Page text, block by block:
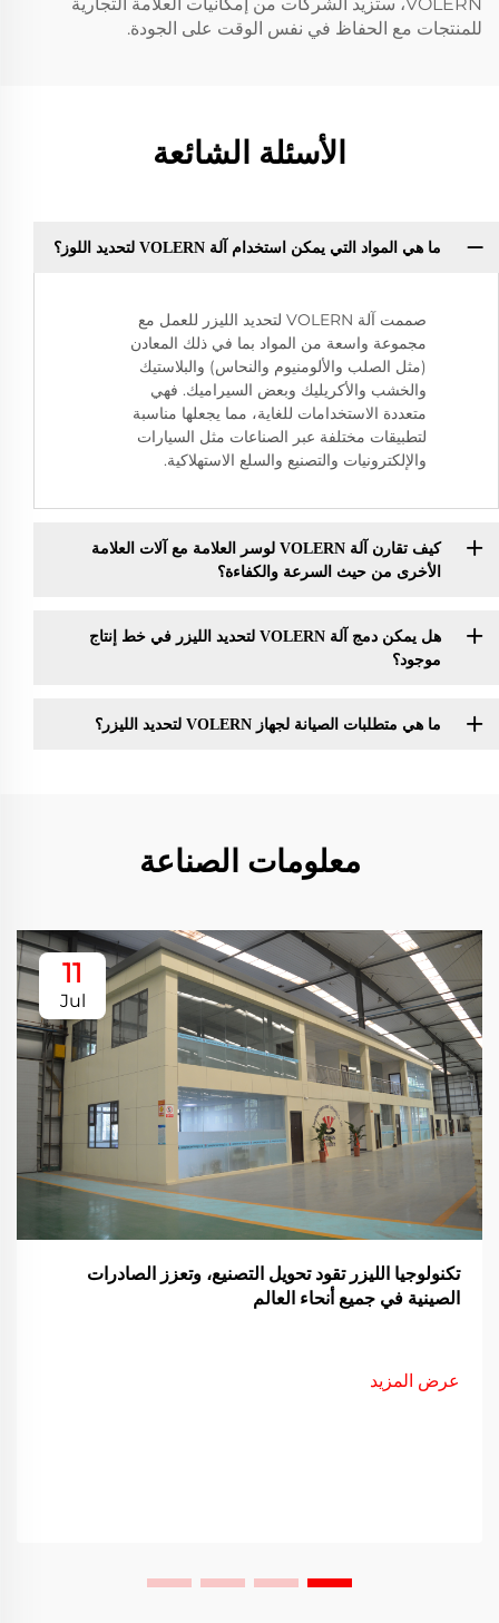
للمنتجات مع الحفاظ في نفس الوقت على الجودة.
الأسئلة الشائعة
ما هي المواد التي يمكن استخدام آلة VOLERN لتحديد اللوز؟
صممت آلة VOLERN لتحديد الليزر للعمل مع
مجموعة واسعة من المواد بما في ذلك المعادن
(مثل الصلب والألومنيوم والنحاس) والبلاستيك
والخشب والأكريليك وبعض السيراميك. فهي
متعددة الاستخدامات للغاية، مما يجعلها مناسبة
لتطبيقات مختلفة عبر الصناعات مثل السيارات
والإلكترونيات والتصنيع والسلع الاستهلاكية.
كيف تقارن آلة VOLERN لوسر العلامة مع آلات العلامة
الأخرى من حيث السرعة والكفاءة؟
هل يمكن دمج آلة VOLERN لتحديد الليزر في خط إنتاج
موجود؟
ما هي متطلبات الصيانة لجهاز VOLERN لتحديد الليزر؟
معلومات الصناعة
11
Jul
تكنولوجيا الليزر تقود تحويل التصنيع، وتعزز الصادرات
الصينية في جميع أنحاء العالم
عرض المزيد